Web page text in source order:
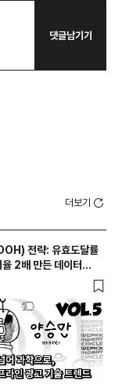
댓글남기기
더보기
전략: 유효도달률
2배 만든 데이터
타입 양승만 이사